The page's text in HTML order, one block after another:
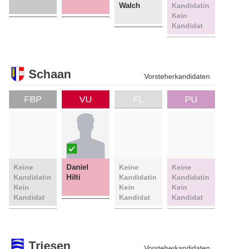
Walch
Kandidatin
Kein
Kandidat
Schaan Vorsteherkandidaten
FBP
Keine
Kandidatin
Kein
Kandidat
VU
Daniel
Hilti
FL
Keine
Kandidatin
Kein
Kandidat
PU
Keine
Kandidatin
Kein
Kandidat
Triesen